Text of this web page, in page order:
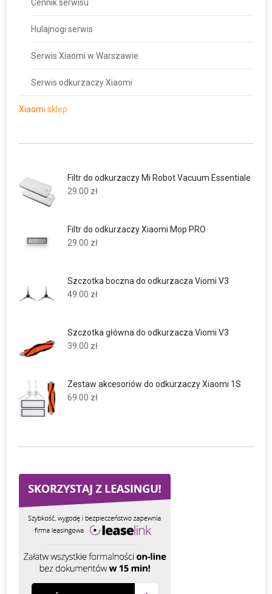
Cennik serwisu
Hulajnogi serwis
Serwis Xiaomi w Warszawie
Serwis odkurzaczy Xiaomi
Xiaomi sklep
Filtr do odkurzaczy Mi Robot Vacuum Essentiale
29.00 zł
Filtr do odkurzaczy Xiaomi Mop PRO
29.00 zł
Szczotka boczna do odkurzacza Viomi V3
49.00 zł
Szczotka główna do odkurzacza Viomi V3
39.00 zł
Zestaw akcesoriów do odkurzaczy Xiaomi 1S
69.00 zł